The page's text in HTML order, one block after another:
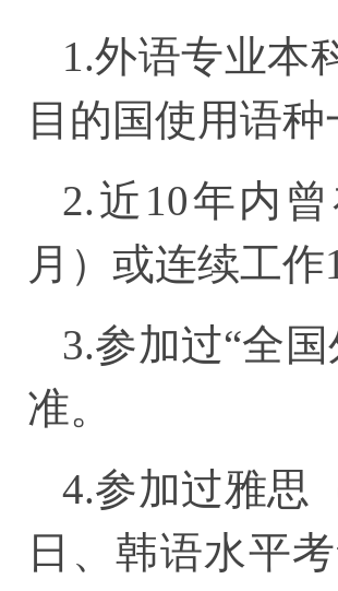
1.外语专业本
目的国使用语
2.近10年内
月）或连续工
3.参加过“全
准。
4.参加过雅思
日、韩语水平